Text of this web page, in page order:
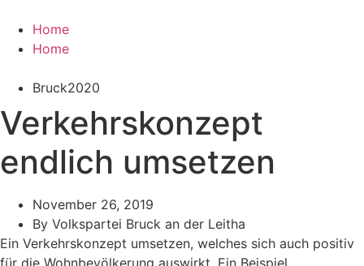
Inhalt
wechseln
Home
Home
Bruck2020
Verkehrskonzept
endlich umsetzen
November 26, 2019
By Volkspartei Bruck an der Leitha
Ein Verkehrskonzept umsetzen, welches sich auch positiv
für die Wohnbevölkerung auswirkt. Ein Beispiel